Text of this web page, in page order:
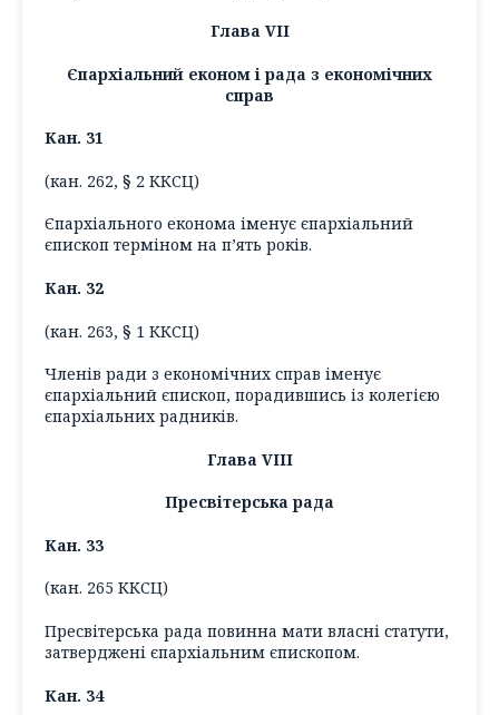
Глава VII
Єпархіальний економ і рада з економічних
справ
Кан. 31
(кан. 262, § 2 ККСЦ)
Єпархіального економа іменує єпархіальний
єпископ терміном на п’ять років.
Кан. 32
(кан. 263, § 1 ККСЦ)
Членів ради з економічних справ іменує
єпархіальний єпископ, порадившись із колегією
єпархіальних радників.
Глава VІII
Пресвітерська рада
Кан. 33
(кан. 265 ККСЦ)
Пресвітерська рада повинна мати власні статути,
затверджені єпархіальним єпископом.
Кан. 34